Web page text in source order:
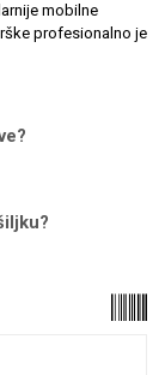
mobilne
profesionalno je